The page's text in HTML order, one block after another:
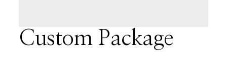
Custom Package